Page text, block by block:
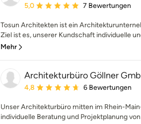
Durchschnittliche Bewertung: 5 von 5
5,0 7 Bewertungen
Tosun Architekten ist ein
Ziel ist es, unserer Kundschaft individuelle
Mehr
Architekturbüro Göllner
Durchschnittliche Bewertung: 4.8 von
4,8 6 Bewertungen
Unser Architekturbüro mitten im Rhein-
individuelle Beratung und Projektplanung